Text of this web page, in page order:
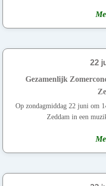
22
Gezamenlijk
Op zondagmiddag 22 juni om
Zeddam in een